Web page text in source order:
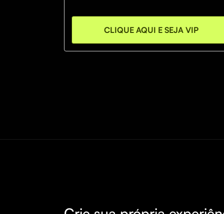
CLIQUE AQUI E SEJA VIP